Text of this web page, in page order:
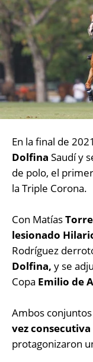
En la final de
Dolfina Saudí y
de polo, el
la Triple Corona.
Con Matías
lesionado
Rodríguez
Dolfina, y se
Copa Emilio de
Ambos
vez
protagonizaron